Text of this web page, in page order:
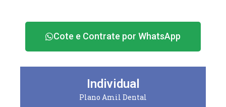
Cote e Contrate por WhatsApp
Individual
Plano Amil Dental